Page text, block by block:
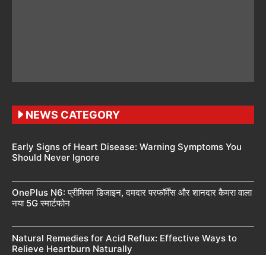
NEWS CATEGORY
Early Signs of Heart Disease: Warning Symptoms You
Should Never Ignore
OnePlus N6: प्रीमियम डिजाइन, दमदार परफॉर्मेंस और शानदार कैमरा वाला
नया 5G स्मार्टफोन
Natural Remedies for Acid Reflux: Effective Ways to
Relieve Heartburn Naturally